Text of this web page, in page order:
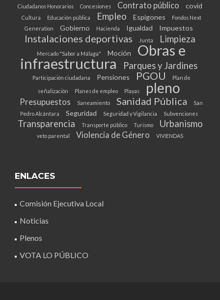
Ciudadanos Honorarios Concesiones Contrato público covid
Cultura Educación pública Empleo Espigones
Fondos Next
Generation
Gobierno Hacienda Igualdad Impuestos
Instalaciones deportivas Junta Limpieza
Mercado "Sabor a Málaga" Moción Obras e
infraestructura Parques y Jardines
Participación ciudadana Pensiones PGOU Plan de
señalización Planes de empleo Playas pleno
Presupuestos Saneamiento Sanidad Pública
San
Pedro Alcántara
Seguridad Seguridad y Vigilancia Subvenciones
Transparencia Transporte público Turismo Urbanismo
veto parental Violencia de Género VIVIENDAS
ENLACES
Comisión Ejecutiva Local
Noticias
Plenos
VOTA LO PÚBLICO